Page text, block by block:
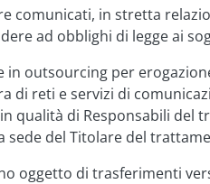
comunicati, in stretta
ad obblighi di legge ai
in outsourcing per
di reti e servizi di
di Responsabili del
del Titolare del
oggetto di trasferimenti